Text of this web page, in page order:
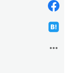
more_horiz